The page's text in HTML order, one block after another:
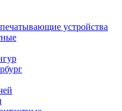
устройства